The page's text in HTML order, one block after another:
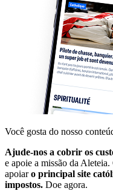
Você gosta do nosso
Ajude-nos a cobrir os
e apoie a missão da
apoiaro principal site
impostos. Doe agora.